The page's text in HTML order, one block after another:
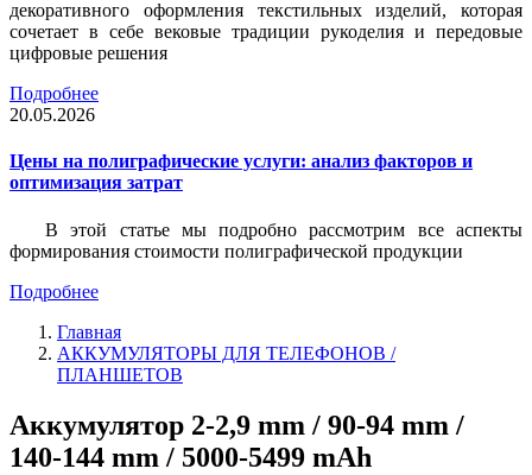
декоративного оформления текстильных изделий, которая
сочетает в себе вековые традиции рукоделия и передовые
цифровые решения
Подробнее
20.05.2026
Цены на полиграфические услуги: анализ факторов и
оптимизация затрат
В этой статье мы подробно рассмотрим все аспекты
формирования стоимости полиграфической продукции
Подробнее
Главная
АККУМУЛЯТОРЫ ДЛЯ ТЕЛЕФОНОВ /
ПЛАНШЕТОВ
Аккумулятор 2-2,9 mm / 90-94 mm /
140-144 mm / 5000-5499 mAh